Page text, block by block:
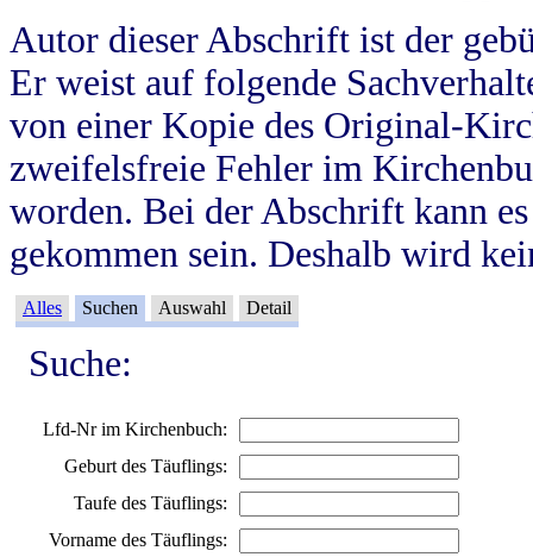
Autor dieser Abschrift ist der
Er weist auf folgende
von einer Kopie des Original-
zweifelsfreie Fehler im
worden. Bei der Abschrift kann
gekommen sein. Deshalb wird
Alles Suchen Auswahl Detail
Suche:
Lfd-Nr im Kirchenbuch:
Geburt des Täuflings:
Taufe des Täuflings:
Vorname des Täuflings: